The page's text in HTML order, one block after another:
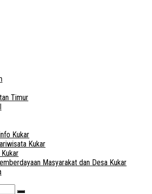
Timur
Kukar
Kukar
Masyarakat dan Desa Kukar